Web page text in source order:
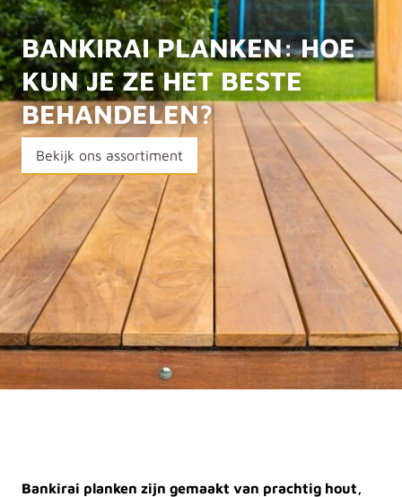
BANKIRAI PLANKEN: HOE
KUN JE ZE HET BESTE
BEHANDELEN?
Bekijk ons assortiment
Bankirai planken zijn gemaakt van prachtig hout,